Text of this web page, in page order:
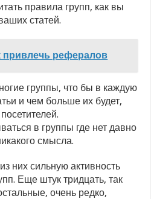
правила групп, как вы
статей.
привлечь рефералов
группы, что бы в каждую
и чем больше их будет,
в группы где нет давно
смысла.
них сильную активность
Еще штук тридцать, так
очень редко,